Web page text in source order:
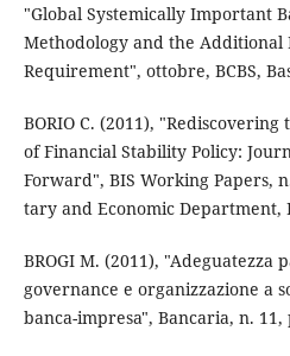
"Global Systemically Important
Methodology and the Additional
Requirement", ottobre, BCBS,
BORIO C. (2011),
of Financial Stability Policy:
Forward", BIS Working Papers,
tary and Economic Department,
BROGI M. (2011),
governance e organizzazione a
banca-impresa", Bancaria, n. 11,